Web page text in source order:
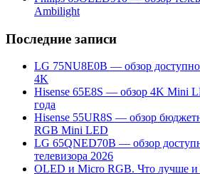
Ambilight
Последние записи
LG 75NU8E0B — обзор
4K
Hisense 65E8S — обзор 4K Mini
года
Hisense 55UR8S — обзор
RGB Mini LED
LG 65QNED70B — обзор
телевизора 2026
OLED и Micro RGB. Что лучше и